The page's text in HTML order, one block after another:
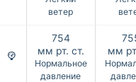
ветер
754
мм рт. ст.
Нормальное
давление
мм